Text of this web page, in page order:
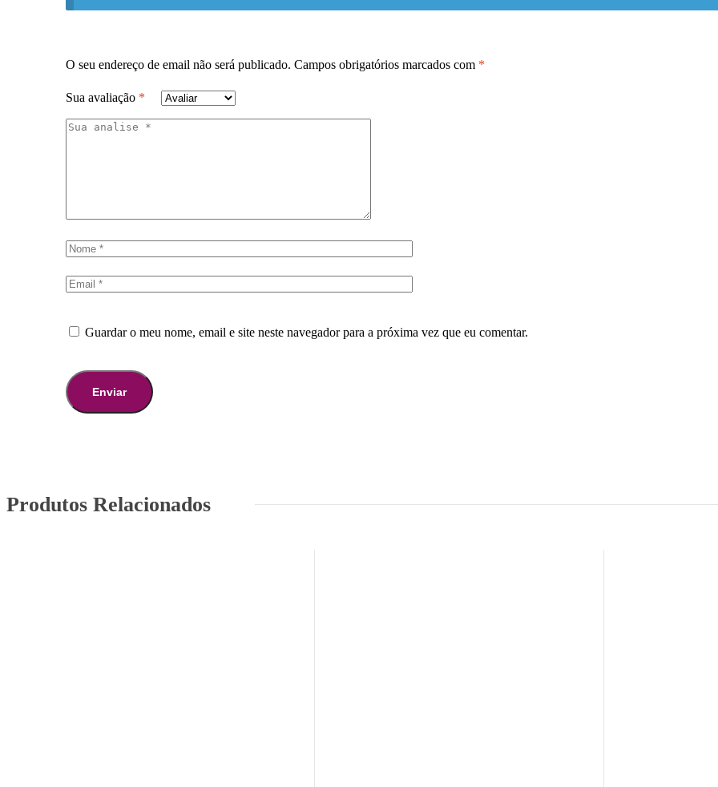
O seu endereço de email não será publicado. Campos obrigatórios marcados com *
Sua avaliação *
Guardar o meu nome, email e site neste navegador para a próxima vez que eu comentar.
Produtos Relacionados